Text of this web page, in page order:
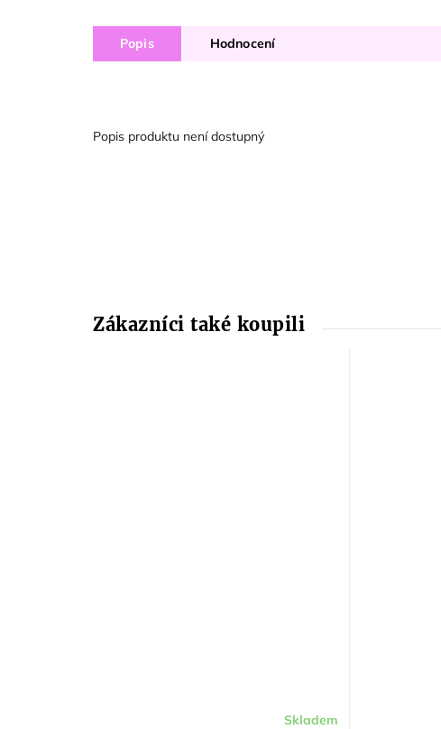
Popis Hodnocení
Popis produktu není dostupný
Skladem